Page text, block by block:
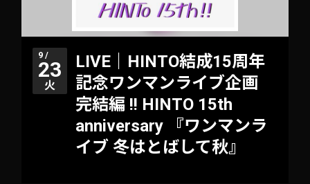
9 /
23
火
LIVE｜HINTO結成15周年
記念ワンマンライブ企画
完結編 !! HINTO 15th
anniversary 『ワンマンラ
イブ 冬はとばして秋』